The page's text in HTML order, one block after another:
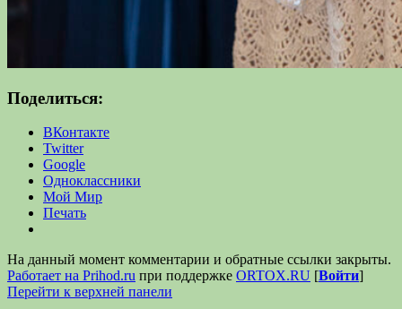
Поделиться:
ВКонтакте
Twitter
Google
Одноклассники
Мой Мир
Печать
На данный момент комментарии и обратные ссылки закрыты.
Работает на Prihod.ru при поддержке ORTOX.RU [Войти]
Перейти к верхней панели